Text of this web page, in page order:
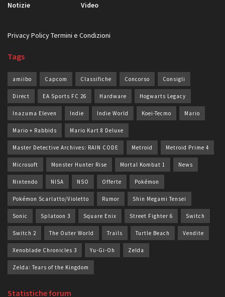
Notizie
Video
Privacy PolicyTermini e Condizioni
Tags
amiibo Capcom Classifiche Concorso Consigli
Direct EA Sports FC 26 Hardware Hogwarts Legacy
Inazuma Eleven Indie Indie World Koei-Tecmo Mario
Mario + Rabbids Mario Kart 8 Deluxe
Master Detective Archives: RAIN CODE Metroid Metroid Prime 4
Microsoft Monster Hunter Rise Mortal Kombat 1 News
Nintendo NISA NSO Offerte Pokémon
Pokémon Scarlatto/Violetto Rumor Shin Megami Tensei
Sonic Splatoon 3 Square Enix Street Fighter 6 Switch
Switch 2 The Outer World Trails Turtle Beach Vendite
Xenoblade Chronicles 3 Yu-Gi-Oh Zelda
Zelda: Tears of the Kingdom
Statistiche forum